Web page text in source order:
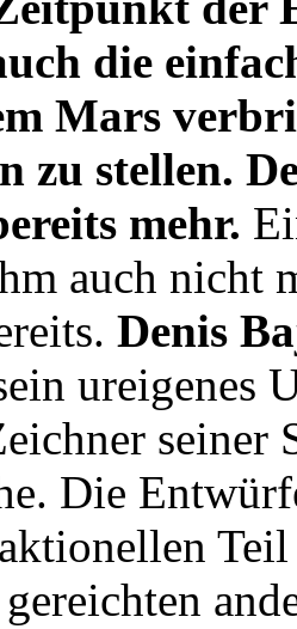
die
Mars
zu stellen.
mehr.
auch nicht
Denis
ureigenes
seiner
Die